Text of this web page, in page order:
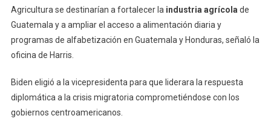
Agricultura se destinarían a fortalecer la industria agrícola de
Guatemala y a ampliar el acceso a alimentación diaria y
programas de alfabetización en Guatemala y Honduras, señaló la
oficina de Harris.
Biden eligió a la vicepresidenta para que liderara la respuesta
diplomática a la crisis migratoria comprometiéndose con los
gobiernos centroamericanos.